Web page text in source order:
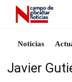
Noticias
Javier